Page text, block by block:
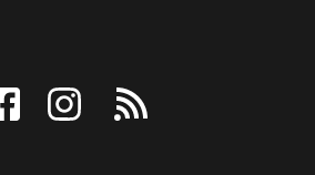
facebook instagram